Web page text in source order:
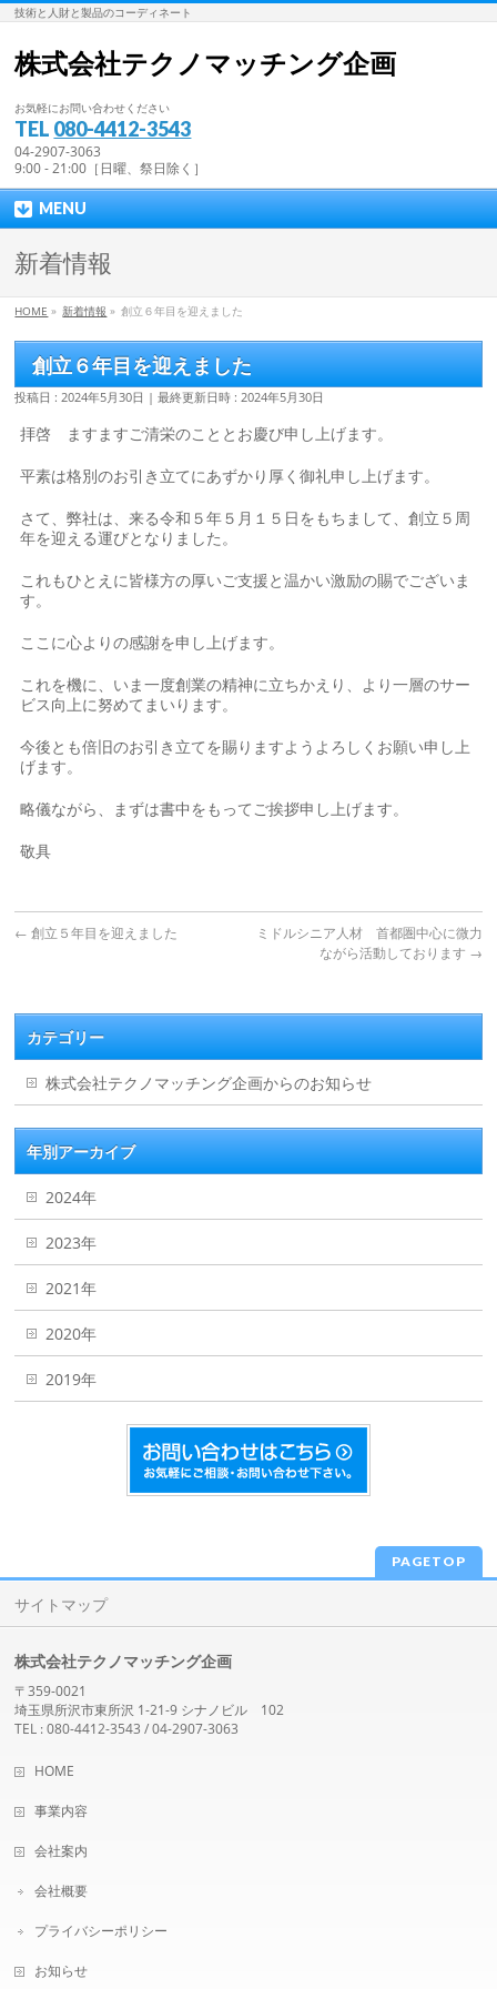
技術と人財と製品のコーディネート
株式会社テクノマッチング企画
お気軽にお問い合わせください
TEL 080-4412-3543
04-2907-3063
9:00 - 21:00［日曜、祭日除く］
MENU
新着情報
HOME » 新着情報 » 創立６年目を迎えました
創立６年目を迎えました
投稿日 : 2024年5月30日 最終更新日時 : 2024年5月30日
拝啓 ますますご清栄のこととお慶び申し上げます。
平素は格別のお引き立てにあずかり厚く御礼申し上げます。
さて、弊社は、来る令和５年５月１５日をもちまして、創立５周
年を迎える運びとなりました。
これもひとえに皆様方の厚いご支援と温かい激励の賜でございま
す。
ここに心よりの感謝を申し上げます。
これを機に、いま一度創業の精神に立ちかえり、より一層のサー
ビス向上に努めてまいります。
今後とも倍旧のお引き立てを賜りますようよろしくお願い申し上
げます。
略儀ながら、まずは書中をもってご挨拶申し上げます。
敬具
← 創立５年目を迎えました
ミドルシニア人材 首都圏中心に微力
ながら活動しております →
カテゴリー
株式会社テクノマッチング企画からのお知らせ
年別アーカイブ
2024年
2023年
2021年
2020年
2019年
PAGETOP
サイトマップ
株式会社テクノマッチング企画
〒359-0021
埼玉県所沢市東所沢 1-21-9 シナノビル 102
TEL : 080-4412-3543 / 04-2907-3063
HOME
事業内容
会社案内
会社概要
プライバシーポリシー
お知らせ